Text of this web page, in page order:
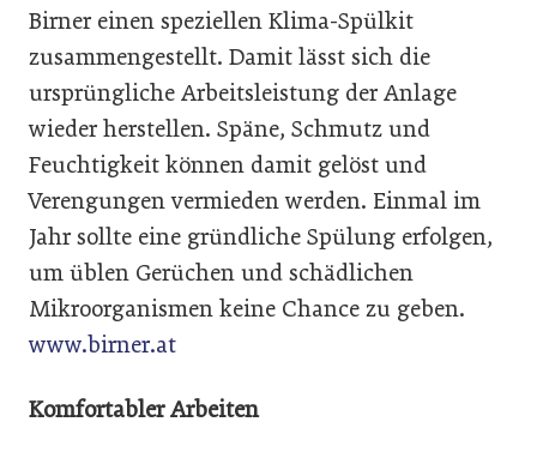
Birner einen speziellen Klima-Spülkit
zusammengestellt. Damit lässt sich die
ursprüngliche Arbeitsleistung der Anlage
wieder herstellen. Späne, Schmutz und
Feuchtigkeit können damit gelöst und
Verengungen vermieden werden. Einmal im
Jahr sollte eine gründliche Spülung erfolgen,
um üblen Gerüchen und schädlichen
Mikroorganismen keine Chance zu geben.
www.birner.at
Komfortabler Arbeiten